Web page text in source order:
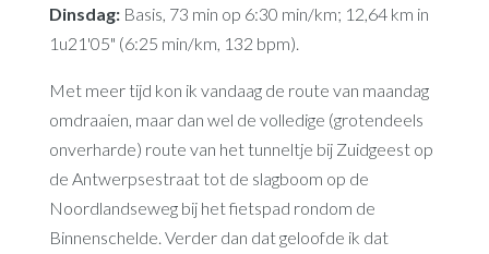
Dinsdag:Basis, 73 min op 6:30 min/km; 12,64 km in
1u21'05" (6:25 min/km, 132 bpm).
Met meer tijd kon ik vandaag de route van maandag
omdraaien, maar dan wel de volledige (grotendeels
onverharde) route van het tunneltje bij Zuidgeest op
de Antwerpsestraat tot de slagboom op de
Noordlandseweg bij het fietspad rondom de
Binnenschelde. Verder dan dat geloofde ik dat